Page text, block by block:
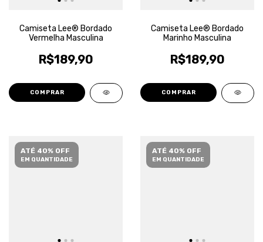
Camiseta Lee® Bordado
Vermelha Masculina
R$189,90
COMPRAR
Camiseta Lee® Bordado
Marinho Masculina
R$189,90
COMPRAR
ATÉ 40% OFF
EM QUANTIDADE
ATÉ 40% OFF
EM QUANTIDADE